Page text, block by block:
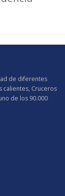
de diferentes
calientes, Cruceros
de los 90.000